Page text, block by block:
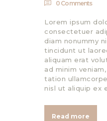
0 Comments
Lorem ipsum
consectetuer
diam nonummy
tincidunt ut
aliquam erat
ad minim
tation
nisl ut aliquip ex
Read more